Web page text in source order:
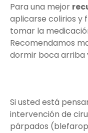
Para una mejor
aplicarse colirios y
tomar la
Recomendamos
dormir boca arriba
Si usted está
intervención de
párpados